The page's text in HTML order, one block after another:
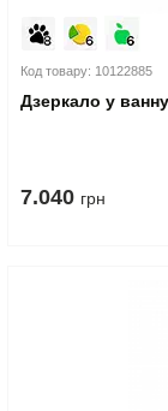
Код товару: 10122885
Дзеркало у
7.040 грн